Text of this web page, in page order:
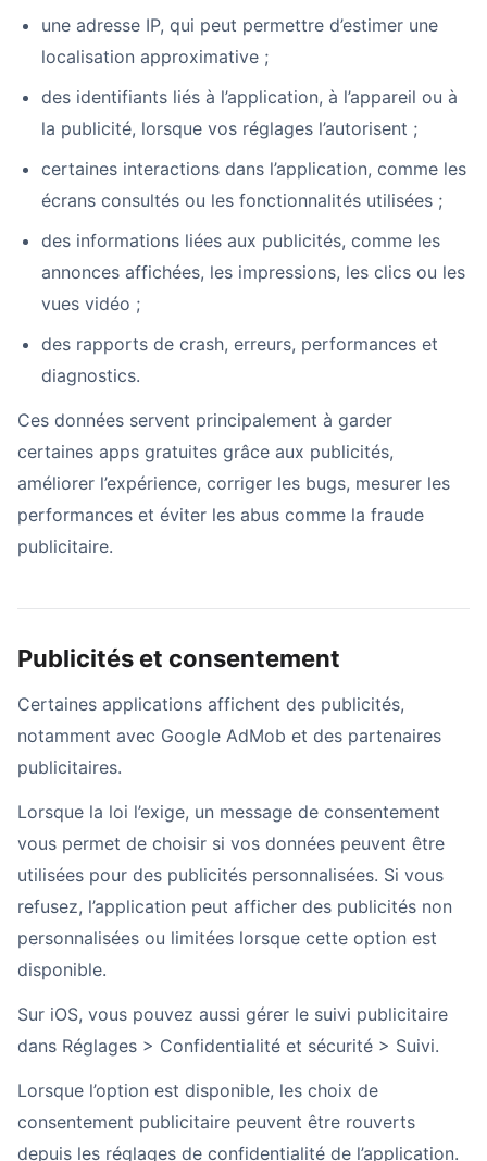
une adresse IP, qui peut permettre d’estimer une
localisation approximative ;
des identifiants liés à l’application, à l’appareil ou à
la publicité, lorsque vos réglages l’autorisent ;
certaines interactions dans l’application, comme les
écrans consultés ou les fonctionnalités utilisées ;
des informations liées aux publicités, comme les
annonces affichées, les impressions, les clics ou les
vues vidéo ;
des rapports de crash, erreurs, performances et
diagnostics.
Ces données servent principalement à garder
certaines apps gratuites grâce aux publicités,
améliorer l’expérience, corriger les bugs, mesurer les
performances et éviter les abus comme la fraude
publicitaire.
Publicités et consentement
Certaines applications affichent des publicités,
notamment avec Google AdMob et des partenaires
publicitaires.
Lorsque la loi l’exige, un message de consentement
vous permet de choisir si vos données peuvent être
utilisées pour des publicités personnalisées. Si vous
refusez, l’application peut afficher des publicités non
personnalisées ou limitées lorsque cette option est
disponible.
Sur iOS, vous pouvez aussi gérer le suivi publicitaire
dans Réglages > Confidentialité et sécurité > Suivi.
Lorsque l’option est disponible, les choix de
consentement publicitaire peuvent être rouverts
depuis les réglages de confidentialité de l’application.